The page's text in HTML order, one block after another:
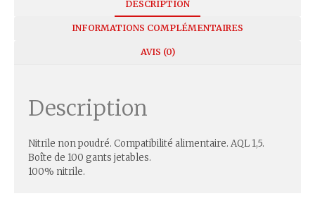
DESCRIPTION
INFORMATIONS COMPLÉMENTAIRES
AVIS (0)
Description
Nitrile non poudré. Compatibilité alimentaire. AQL 1,5.
Boîte de 100 gants jetables.
100% nitrile.